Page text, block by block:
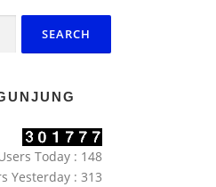
Today : 148
Yesterday : 313